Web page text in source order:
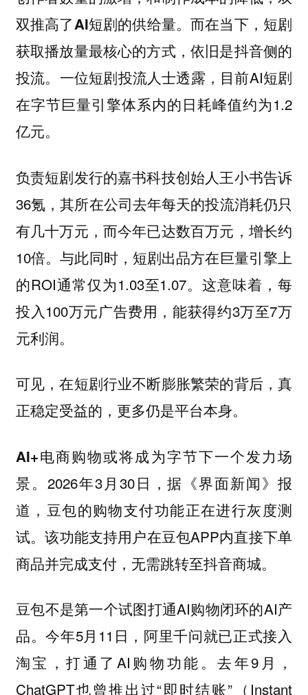
双推高了AI短剧的供给量。而在当下，短剧
获取播放量最核心的方式，依旧是抖音侧的
投流。 一位短剧投流人士透露，目前AI短剧
在字节巨量引擎体系内的日耗峰值约为1.2
亿元。
负责短剧发行的嘉书科技创始人王小书告诉
36氪，其所在公司去年每天的投流消耗仍只
有几十万元，而今年已达数百万元，增长约
10倍。与此同时，短剧出品方在巨量引擎上
的ROI通常仅为1.03至1.07。这意味着，每
投入100万元广告费用，能获得约3万至7万
元利润。
可见，在短剧行业不断膨胀繁荣的背后，真
正稳定受益的，更多仍是平台本身。
AI+电商购物或将成为字节下一个发力场
景。 2026年3月30日，据《界面新闻》报
道，豆包的购物支付功能正在进行灰度测
试。该功能支持用户在豆包APP内直接下单
商品并完成支付，无需跳转至抖音商城。
豆包不是第一个试图打通AI购物闭环的AI产
品。今年5月11日，阿里千问就已正式接入
淘宝，打通了AI购物功能。去年9月，
ChatGPT也曾推出过“即时结账”（Instant